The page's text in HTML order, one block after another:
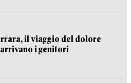
il viaggio del dolore
i genitori